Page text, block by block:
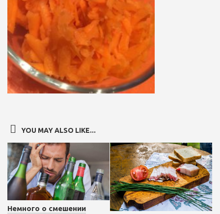
YOU MAY ALSO LIKE...
Немного о смешении